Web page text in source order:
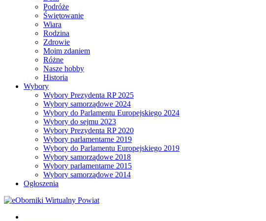
Podróże
Świętowanie
Wiara
Rodzina
Zdrowie
Moim zdaniem
Różne
Nasze hobby
Historia
Wybory
Wybory Prezydenta RP 2025
Wybory samorządowe 2024
Wybory do Parlamentu Europejskiego 2024
Wybory do sejmu 2023
Wybory Prezydenta RP 2020
Wybory parlamentarne 2019
Wybory do Parlamentu Europejskiego 2019
Wybory samorządowe 2018
Wybory parlamentarne 2015
Wybory samorządowe 2014
Ogłoszenia